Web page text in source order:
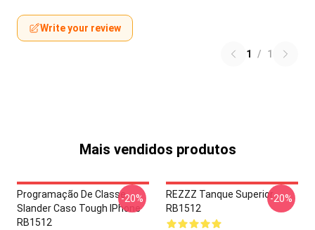
Write your review
1 / 1
Mais vendidos produtos
Programação De Classe
Slander Caso Tough IPhone
RB1512
-20%
REZZZ Tanque Superior
RB1512
-20%